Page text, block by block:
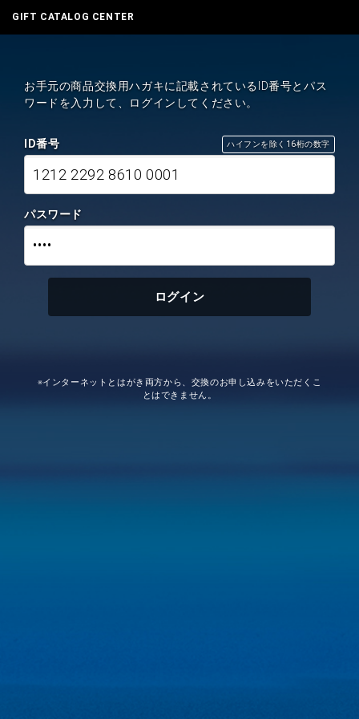
GIFT CATALOG CENTER
お手元の商品交換用ハガキに記載されているID番号とパス
ワードを入力して、ログインしてください。
ID番号 ハイフンを除く16桁の数字
1212 2292 8610 0001
パスワード
※インターネットとはがき両方から、交換のお申し込みをいただくこ
とはできません。